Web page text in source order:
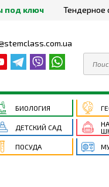
под ключ Тендерное
БИОЛОГИЯ
ДЕТСКИЙ САД
ПОСУДА